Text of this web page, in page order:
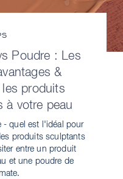
Poudre : Les
&
produits
à votre peau
- quel est l'idéal pour
produits sculptants
entre un produit
et une poudre de